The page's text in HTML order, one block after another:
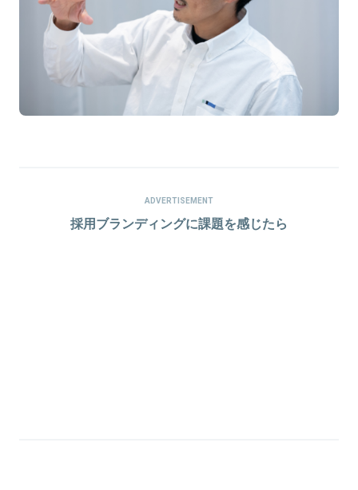
ADVERTISEMENT
採用ブランディングに課題を感じたら